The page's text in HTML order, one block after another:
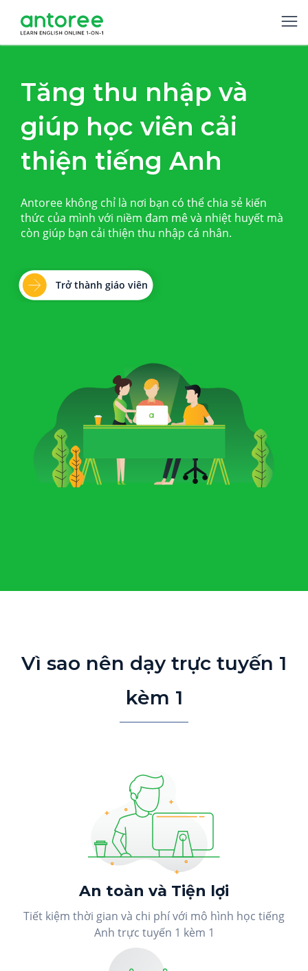
Tăng thu nhập và
giúp học viên cải
thiện tiếng Anh
Antoree không chỉ là nơi bạn có thể chia sẻ kiến
thức của mình với niềm đam mê và nhiệt huyết mà
còn giúp bạn cải thiện thu nhập cá nhân.
Trở thành giáo viên
Vì sao nên dạy trực tuyến 1
kèm 1
An toàn và Tiện lợi
Tiết kiệm thời gian và chi phí với mô hình học tiếng
Anh trực tuyến 1 kèm 1